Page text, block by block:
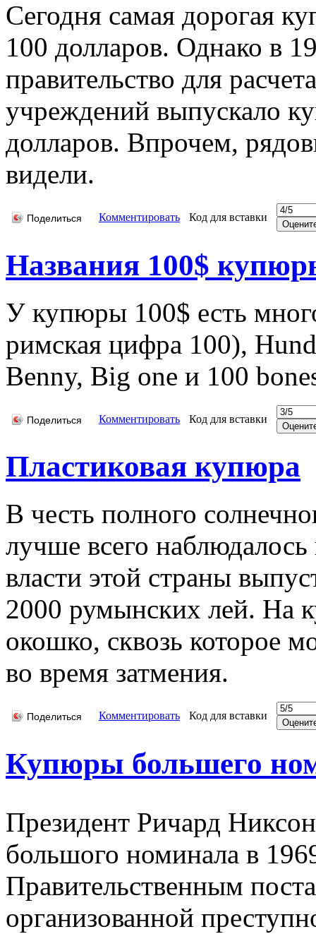
Сегодня самая дорогая
100 долларов. Однако в
правительство для
учреждений выпускало
долларов. Впрочем,
видели.
Поделиться Комментировать Код для вставки
Названия 100$
У купюры 100$ есть
римская цифра 100),
Benny, Big one и 100
Поделиться Комментировать Код для вставки
Пластиковая купюра
В честь полного
лучше всего
власти этой страны
2000 румынских лей. На
окошко, сквозь которое
во время затмения.
Поделиться Комментировать Код для вставки
Купюры большего
Президент Ричард
большого номинала в
Правительственным
организованной